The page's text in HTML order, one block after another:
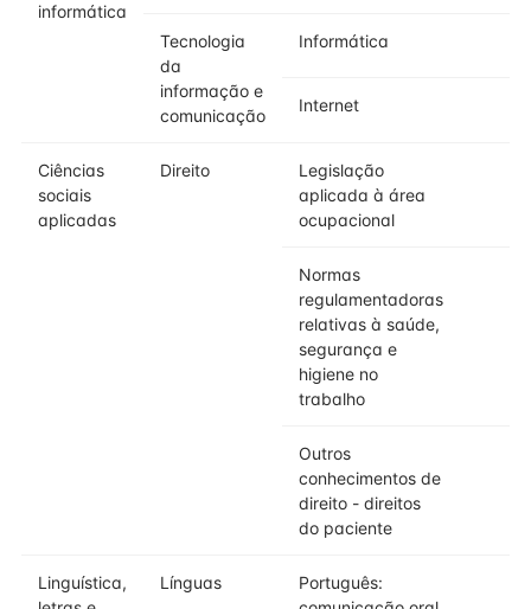
informática
Tecnologia
da
informação e
comunicação
Informática
Internet
Ciências
sociais
aplicadas
Direito
Legislação
aplicada à área
ocupacional
Normas
regulamentadoras
relativas à saúde,
segurança e
higiene no
trabalho
Outros
conhecimentos de
direito - direitos
do paciente
Linguística,
Línguas
Português: